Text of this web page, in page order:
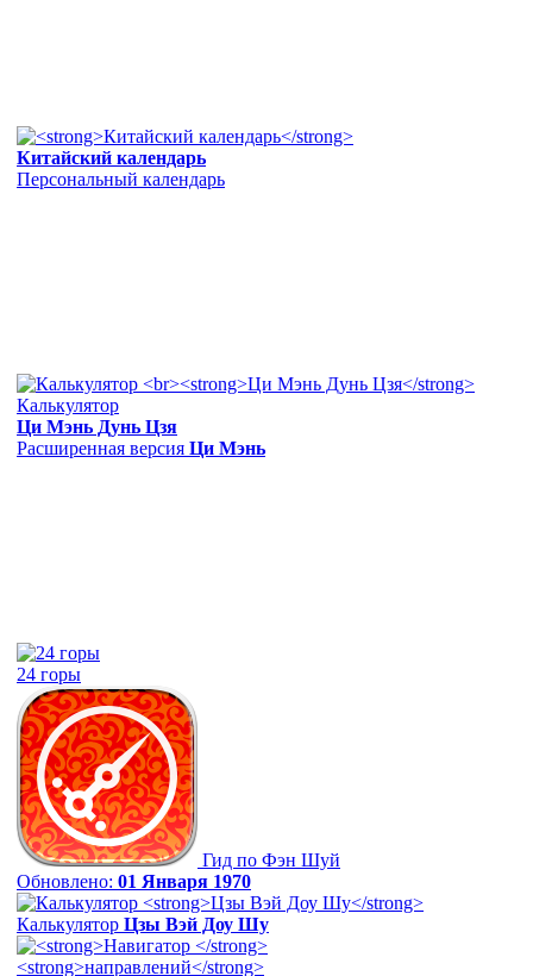
Китайский календарь
Персональный календарь
Калькулятор
Ци Мэнь Дунь Цзя
Расширенная версия Ци Мэнь
24 горы
Гид по Фэн Шуй
Обновлено: 01 Января 1970
Калькулятор Цзы Вэй Доу Шу